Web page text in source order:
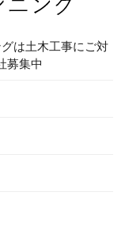
は土木工事にご対
募集中